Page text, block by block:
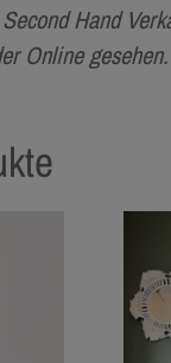
Hand
Online